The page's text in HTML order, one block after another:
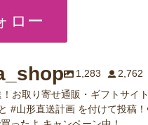
ロー
1,283
2,762
お取り寄せ通販・ギフトサイ
#山形直送計画 を付けて投稿